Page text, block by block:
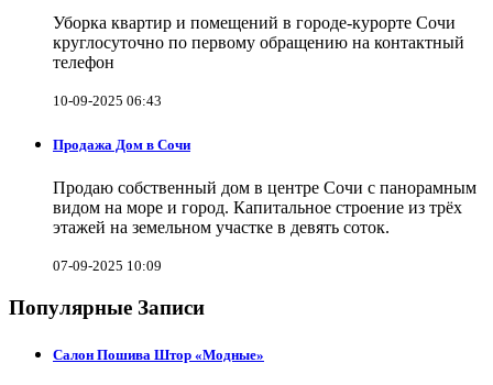
Уборка квартир и помещений в городе-курорте Сочи
круглосуточно по первому обращению на контактный
телефон
10-09-2025 06:43
Продажа Дом в Сочи
Продаю собственный дом в центре Сочи с панорамным
видом на море и город. Капитальное строение из трёх
этажей на земельном участке в девять соток.
07-09-2025 10:09
Популярные Записи
Салон Пошива Штор «Модные»